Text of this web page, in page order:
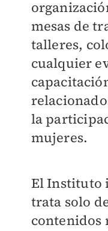
mesas de
talleres,
cualquier
la
mujeres.
El Instituto
trata solo
contenidos